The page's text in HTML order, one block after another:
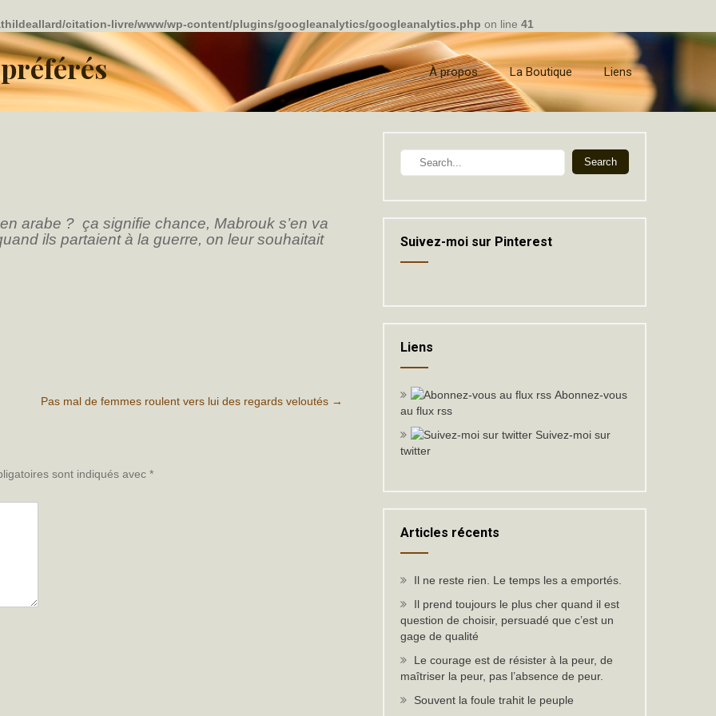
citation-livre/www/wp-content/plugins/googleanalytics/googleanalytics.php on line 41
À propos La Boutique Liens
arabe ? ça signifie chance, Mabrouk s’en va
ils partaient à la guerre, on leur souhaitait
Pas mal de femmes roulent vers lui des regards veloutés →
sont indiqués avec *
Suivez-moi sur Pinterest
Liens
Abonnez-vous
au flux rss
Suivez-moi sur
twitter
Articles récents
Il ne reste rien. Le temps les a emportés.
Il prend toujours le plus cher quand il est
question de choisir, persuadé que c’est un
gage de qualité
Le courage est de résister à la peur, de
maîtriser la peur, pas l’absence de peur.
Souvent la foule trahit le peuple